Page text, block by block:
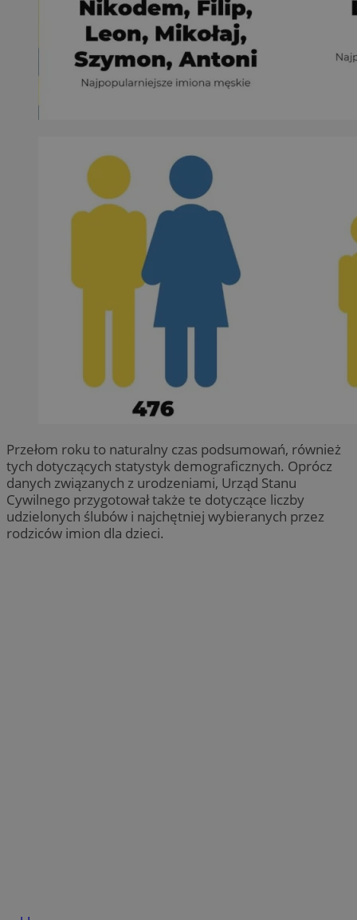
Przełom roku to naturalny czas podsumowań, również
tych dotyczących statystyk demograficznych. Oprócz
danych związanych z urodzeniami, Urząd Stanu
Cywilnego przygotował także te dotyczące liczby
udzielonych ślubów i najchętniej wybieranych przez
rodziców imion dla dzieci.